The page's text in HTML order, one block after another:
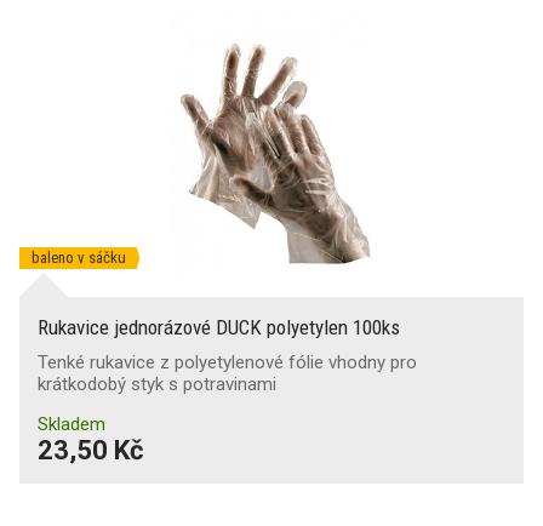
baleno v sáčku
Rukavice jednorázové DUCK polyetylen 100ks
Tenké rukavice z polyetylenové fólie vhodny pro
krátkodobý styk s potravinami
Skladem
23,50 Kč